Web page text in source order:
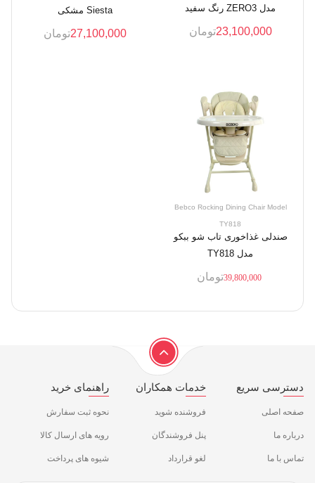
مدل ZERO3 رنگ سفید
23,100,000تومان
Siesta مشکی
27,100,000تومان
Bebco Rocking Dining Chair Model
TY818
صندلی غذاخوری تاب شو ببکو
مدل TY818
تومان
دسترسی سریع
صفحه اصلی
درباره ما
تماس با ما
خدمات همکاران
فروشنده شوید
پنل فروشندگان
لغو قرارداد
راهنمای خرید
نحوه ثبت سفارش
رویه های ارسال کالا
شیوه های پرداخت